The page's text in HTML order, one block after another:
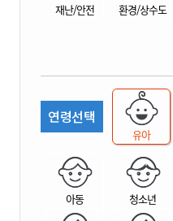
재난/안전 환경/상수도
연령선택
유아
아동 청소년